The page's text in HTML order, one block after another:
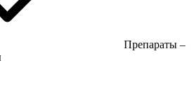
Препараты –